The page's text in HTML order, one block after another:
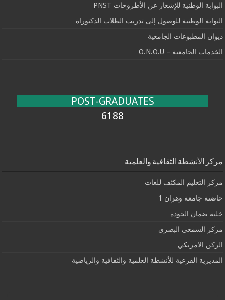
البوابة الوطنية للإشعار عن الأطروحات PNST
البوابة الوطنية للوصول إلى تدريب الطلاب الدكتوراة
ديوان المطبوعات الجامعية
الخدمات الجامعية – O.N.O.U
POST-GRADUATES
6188
مركز الأنشطة الثقافية والعلمية
مركز التعليم المكثف للغات
حاضنة جامعة وهران 1
خلية ضمان الجودة
مركز السمعي البصري
الركن الامريكي
المديرية الفرعية للأنشطة العلمية والثقافية والرياضية